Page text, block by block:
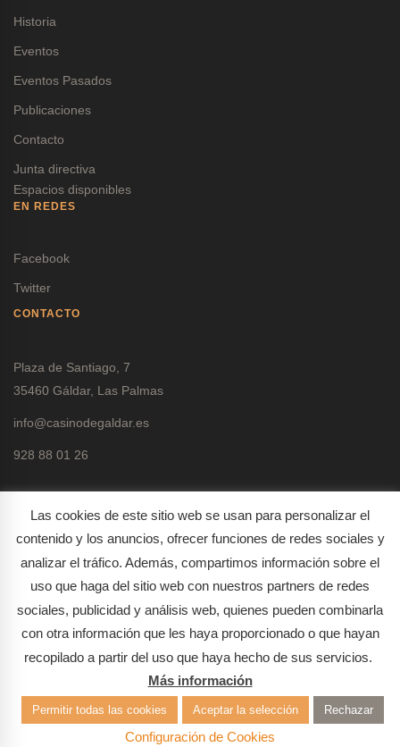
Historia
Eventos
Eventos Pasados
Publicaciones
Contacto
Junta directiva
Espacios disponibles
EN REDES
Facebook
Twitter
CONTACTO
Plaza de Santiago, 7
35460 Gáldar, Las Palmas
info@casinodegaldar.es
928 88 01 26
Política de protección de datos
Política de cookies
Las cookies de este sitio web se usan para personalizar el
contenido y los anuncios, ofrecer funciones de redes sociales y
analizar el tráfico. Además, compartimos información sobre el
uso que haga del sitio web con nuestros partners de redes
sociales, publicidad y análisis web, quienes pueden combinarla
con otra información que les haya proporcionado o que hayan
recopilado a partir del uso que haya hecho de sus servicios.
Más información
Permitir todas las cookies Aceptar la selección Rechazar
Configuración de Cookies